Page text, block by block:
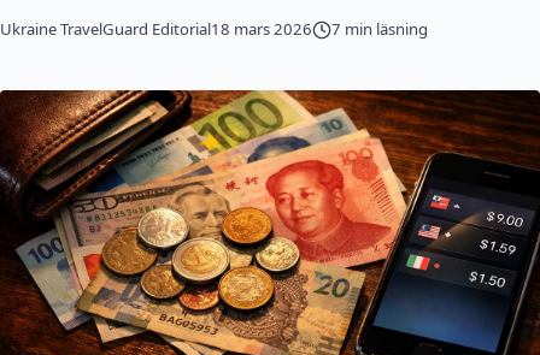
Ukraine TravelGuard Editorial18 mars 2026 7 min läsning